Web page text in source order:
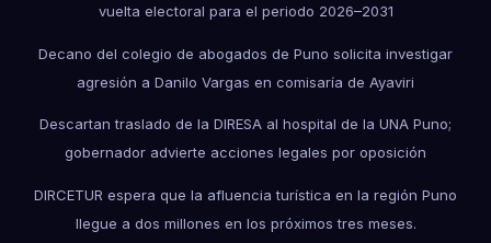
vuelta electoral para el periodo 2026–2031
Decano del colegio de abogados de Puno solicita investigar
agresión a Danilo Vargas en comisaría de Ayaviri
Descartan traslado de la DIRESA al hospital de la UNA Puno;
gobernador advierte acciones legales por oposición
DIRCETUR espera que la afluencia turística en la región Puno
llegue a dos millones en los próximos tres meses.